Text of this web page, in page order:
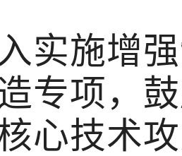
施增强
专项，
心技术